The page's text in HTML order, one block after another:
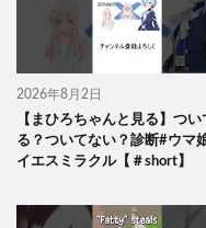
2026年8月2日
【まひろちゃんと見る】つい
る？ついてない？診断#ウマ
イエスミラクル【＃short】